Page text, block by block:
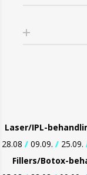
Laser/IPL-
28.08 / 09.09. / 25.09.
Fillers/Botox-